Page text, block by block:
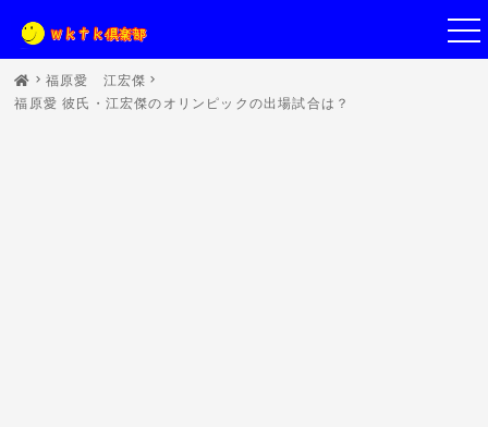
福原愛 江宏傑
福原愛 彼氏・江宏傑のオリンピックの出場試合は？